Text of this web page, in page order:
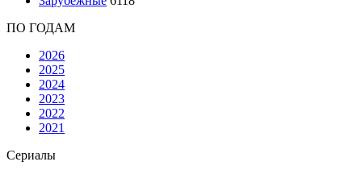
ПО ГОДАМ
2026
2025
2024
2023
2022
2021
Сериалы